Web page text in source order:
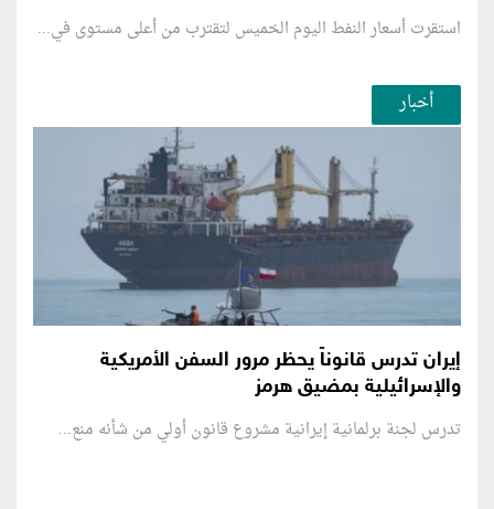
استقرت أسعار النفط اليوم الخميس لتقترب من أعلى مستوى في...
أخبار
إيران تدرس قانوناً يحظر مرور السفن الأمريكية
والإسرائيلية بمضيق هرمز
تدرس لجنة برلمانية إيرانية مشروع قانون ⁠أولي من شأنه منع...